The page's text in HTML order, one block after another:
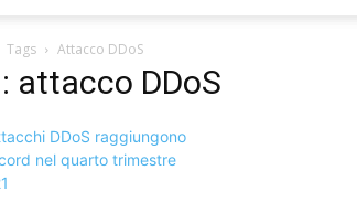
Tags Attacco DDoS
attacco DDoS